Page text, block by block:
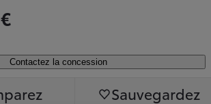
Contactez la concession
Sauvegardez